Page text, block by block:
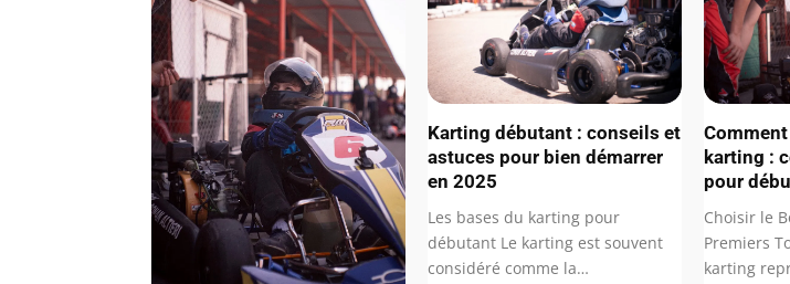
Karting débutant : conseils et
astuces pour bien démarrer
en 2025
Les bases du karting pour
débutant Le karting est souvent
considéré comme la…
karting :
pour
Choisir le
Premiers
karting